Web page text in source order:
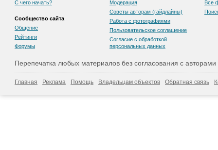
С чего начать?
Сообщество сайта
Общение
Рейтинги
Форумы
Модерация
Советы авторам (гайдлайны)
Работа с фотографиями
Пользовательскоe соглашение
Согласие с обработкой
персональных данных
Все
Перепечатка любых материалов без согласования с
Главная Реклама Помощь Владельцам объектов Обратная связь